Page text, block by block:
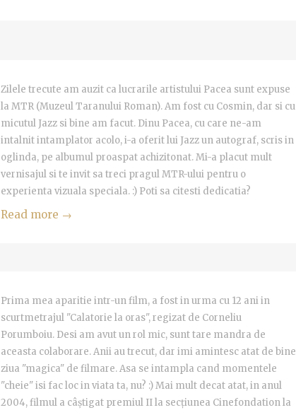
Zilele trecute am auzit ca lucrarile artistului Pacea sunt expuse
la MTR (Muzeul Taranului Roman). Am fost cu Cosmin, dar si cu
micutul Jazz si bine am facut. Dinu Pacea, cu care ne-am
intalnit intamplator acolo, i-a oferit lui Jazz un autograf, scris in
oglinda, pe albumul proaspat achizitonat. Mi-a placut mult
vernisajul si te invit sa treci pragul MTR-ului pentru o
experienta vizuala speciala. :) Poti sa citesti dedicatia?
Read more →
Prima mea aparitie intr-un film, a fost in urma cu 12 ani in
scurtmetrajul "Calatorie la oras", regizat de Corneliu
Porumboiu. Desi am avut un rol mic, sunt tare mandra de
aceasta colaborare. Anii au trecut, dar imi amintesc atat de bine
ziua "magica" de filmare. Asa se intampla cand momentele
"cheie" isi fac loc in viata ta, nu? :) Mai mult decat atat, in anul
2004, filmul a câștigat premiul II la secțiunea Cinefondation la